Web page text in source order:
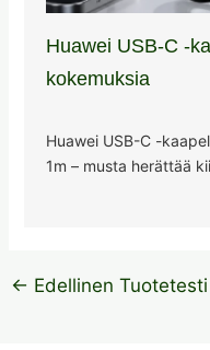
Huawei USB-C -
kokemuksia
Huawei USB-C -
1m – musta herättää
← Edellinen Tuotetesti